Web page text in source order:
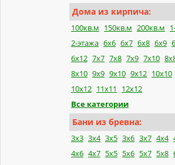
Дома из кирпича:
100кв.м 150кв.м 200кв.м
2-этажа 6x6 6x7 6x8 6x9
6x12 7x7 7x8 7x9 7x10
8x10 9x9 9x10 9x12 10x10
10x12 11x11
12x12
Все категории
Бани из бревна:
3x3 3x4 3x5 3x6 3x7 4x4
4x6 4x7 5x5 5x6 5x7 5x8